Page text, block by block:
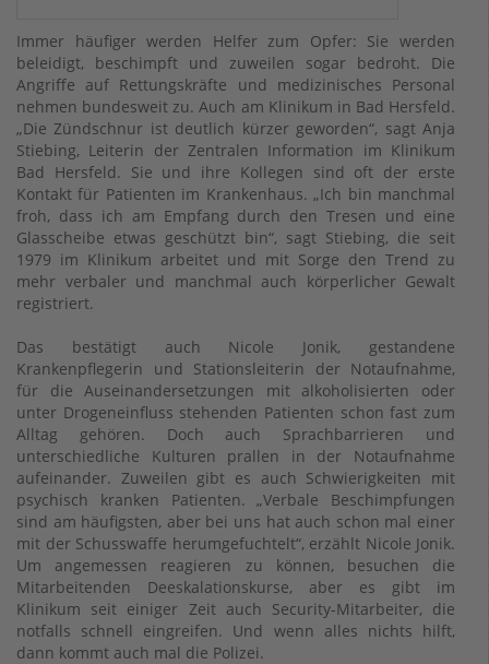
Immer häufiger werden Helfer zum Opfer: Sie werden
beleidigt, beschimpft und zuweilen sogar bedroht. Die
Angriffe auf Rettungskräfte und medizinisches Personal
nehmen bundesweit zu. Auch am Klinikum in Bad Hersfeld.
„Die Zündschnur ist deutlich kürzer geworden“, sagt Anja
Stiebing, Leiterin der Zentralen Information im Klinikum
Bad Hersfeld. Sie und ihre Kollegen sind oft der erste
Kontakt für Patienten im Krankenhaus. „Ich bin manchmal
froh, dass ich am Empfang durch den Tresen und eine
Glasscheibe etwas geschützt bin“, sagt Stiebing, die seit
1979 im Klinikum arbeitet und mit Sorge den Trend zu
mehr verbaler und manchmal auch körperlicher Gewalt
registriert.
Das bestätigt auch Nicole Jonik, gestandene
Krankenpflegerin und Stationsleiterin der Notaufnahme,
für die Auseinandersetzungen mit alkoholisierten oder
unter Drogeneinfluss stehenden Patienten schon fast zum
Alltag gehören. Doch auch Sprachbarrieren und
unterschiedliche Kulturen prallen in der Notaufnahme
aufeinander. Zuweilen gibt es auch Schwierigkeiten mit
psychisch kranken Patienten. „Verbale Beschimpfungen
sind am häufigsten, aber bei uns hat auch schon mal einer
mit der Schusswaffe herumgefuchtelt“, erzählt Nicole Jonik.
Um angemessen reagieren zu können, besuchen die
Mitarbeitenden Deeskalationskurse, aber es gibt im
Klinikum seit einiger Zeit auch Security-Mitarbeiter, die
notfalls schnell eingreifen. Und wenn alles nichts hilft,
dann kommt auch mal die Polizei.